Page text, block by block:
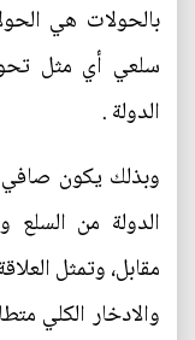
بالحولات هي
سلعي أي مثل
الدولة .
وبذلك يكون
الدولة من
مقابل، وتمثل
والادخار الكلي